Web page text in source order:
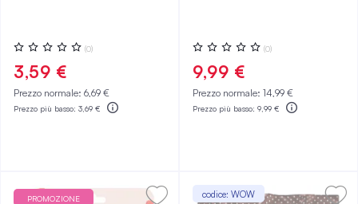
Valutazione:
0%
(0)
3,59 €
Prezzo normale: 6,69 €
Prezzo più basso: 3,69 €
Valutazione:
0%
(0)
9,99 €
Prezzo normale: 14,99 €
Prezzo più basso: 9,99 €
PROMOZIONE codice: WOW